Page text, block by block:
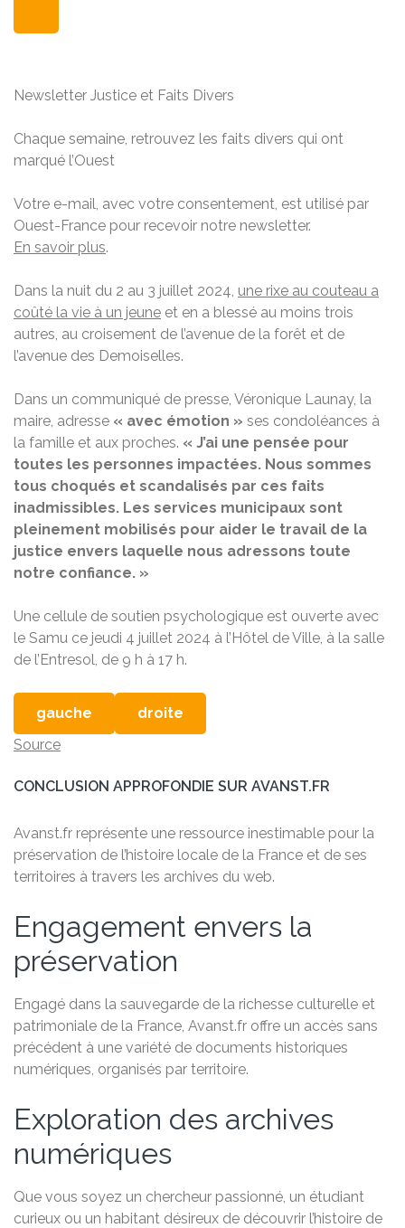
Newsletter Justice et Faits Divers
Chaque semaine, retrouvez les faits divers qui ont
marqué l’Ouest
Votre e-mail, avec votre consentement, est utilisé par
Ouest-France pour recevoir notre newsletter.
En savoir plus.
Dans la nuit du 2 au 3 juillet 2024, une rixe au couteau a
coûté la vie à un jeune et en a blessé au moins trois
autres, au croisement de l’avenue de la forêt et de
l’avenue des Demoiselles.
Dans un communiqué de presse, Véronique Launay, la
maire, adresse « avec émotion » ses condoléances à
la famille et aux proches. « J’ai une pensée pour
toutes les personnes impactées. Nous sommes
tous choqués et scandalisés par ces faits
inadmissibles. Les services municipaux sont
pleinement mobilisés pour aider le travail de la
justice envers laquelle nous adressons toute
notre confiance. »
Une cellule de soutien psychologique est ouverte avec
le Samu ce jeudi 4 juillet 2024 à l’Hôtel de Ville, à la salle
de l’Entresol, de 9 h à 17 h.
gauche
droite
Source
CONCLUSION APPROFONDIE SUR AVANST.FR
Avanst.fr représente une ressource inestimable pour la
préservation de l’histoire locale de la France et de ses
territoires à travers les archives du web.
Engagement envers la
préservation
Engagé dans la sauvegarde de la richesse culturelle et
patrimoniale de la France, Avanst.fr offre un accès sans
précédent à une variété de documents historiques
numériques, organisés par territoire.
Exploration des archives
numériques
Que vous soyez un chercheur passionné, un étudiant
curieux ou un habitant désireux de découvrir l’histoire de